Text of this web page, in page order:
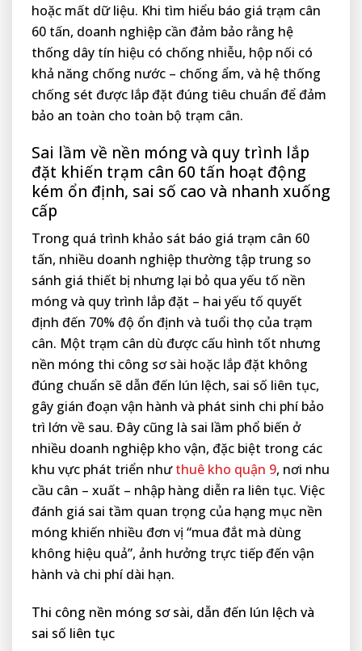
hoặc mất dữ liệu. Khi tìm hiểu báo giá trạm cân
60 tấn, doanh nghiệp cần đảm bảo rằng hệ
thống dây tín hiệu có chống nhiễu, hộp nối có
khả năng chống nước – chống ẩm, và hệ thống
chống sét được lắp đặt đúng tiêu chuẩn để đảm
bảo an toàn cho toàn bộ trạm cân.
Sai lầm về nền móng và quy trình lắp
đặt khiến trạm cân 60 tấn hoạt động
kém ổn định, sai số cao và nhanh xuống
cấp
Trong quá trình khảo sát báo giá trạm cân 60
tấn, nhiều doanh nghiệp thường tập trung so
sánh giá thiết bị nhưng lại bỏ qua yếu tố nền
móng và quy trình lắp đặt – hai yếu tố quyết
định đến 70% độ ổn định và tuổi thọ của trạm
cân. Một trạm cân dù được cấu hình tốt nhưng
nền móng thi công sơ sài hoặc lắp đặt không
đúng chuẩn sẽ dẫn đến lún lệch, sai số liên tục,
gây gián đoạn vận hành và phát sinh chi phí bảo
trì lớn về sau. Đây cũng là sai lầm phổ biến ở
nhiều doanh nghiệp kho vận, đặc biệt trong các
khu vực phát triển nhưthuê kho quận 9, nơi nhu
cầu cân – xuất – nhập hàng diễn ra liên tục. Việc
đánh giá sai tầm quan trọng của hạng mục nền
móng khiến nhiều đơn vị “mua đắt mà dùng
không hiệu quả”, ảnh hưởng trực tiếp đến vận
hành và chi phí dài hạn.
Thi công nền móng sơ sài, dẫn đến lún lệch và
sai số liên tục